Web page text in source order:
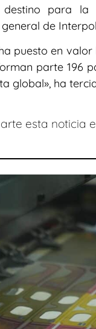
para la
de
puesto en
parte 196
global», ha
esta noticia